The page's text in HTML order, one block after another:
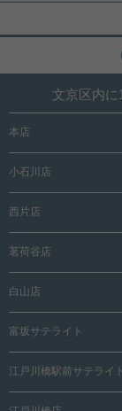
文京区内に
本店
小石川店
西片店
茗荷谷店
白山店
富坂サテライト
江戸川橋駅前サテライト